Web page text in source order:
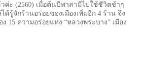
ค่ะ (2560) เมื่อต้นปีพาสามีไปใช้ชีวิตช้าๆ
รู้จักร้านอร่อยของเมืองเพิ่มอีก 4 ร้าน จึง
15 ความอร่อยแห่ง “หลวงพระบาง” เมือง